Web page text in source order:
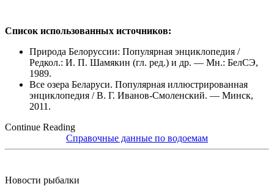
Список использованных источников:
Природа Белоруссии: Популярная энциклопедия /
Редкол.: И. П. Шамякин (гл. ред.) и др. — Мн.: БелСЭ,
1989.
Все озера Беларуси. Популярная иллюстрированная
энциклопедия / В. Г. Иванов-Смоленский. — Минск,
2011.
Continue Reading
Справочные данные по водоемам
Новости рыбалки